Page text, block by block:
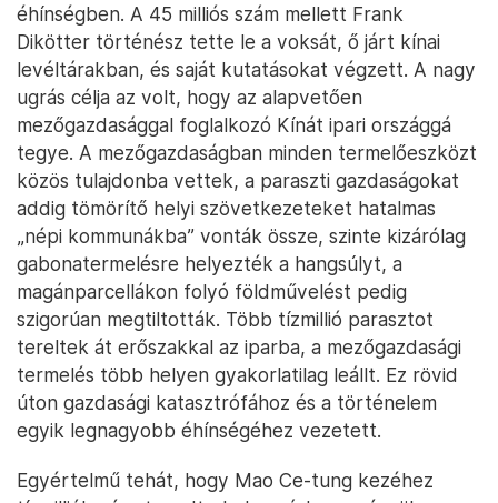
éhínségben. A 45 milliós szám mellett Frank
Dikötter történész tette le a voksát, ő járt kínai
levéltárakban, és saját kutatásokat végzett. A nagy
ugrás célja az volt, hogy az alapvetően
mezőgazdasággal foglalkozó Kínát ipari országgá
tegye. A mezőgazdaságban minden termelőeszközt
közös tulajdonba vettek, a paraszti gazdaságokat
addig tömörítő helyi szövetkezeteket hatalmas
„népi kommunákba” vonták össze, szinte kizárólag
gabonatermelésre helyezték a hangsúlyt, a
magánparcellákon folyó földművelést pedig
szigorúan megtiltották. Több tízmillió parasztot
tereltek át erőszakkal az iparba, a mezőgazdasági
termelés több helyen gyakorlatilag leállt. Ez rövid
úton gazdasági katasztrófához és a történelem
egyik legnagyobb éhínségéhez vezetett.
Egyértelmű tehát, hogy Mao Ce-tung kezéhez